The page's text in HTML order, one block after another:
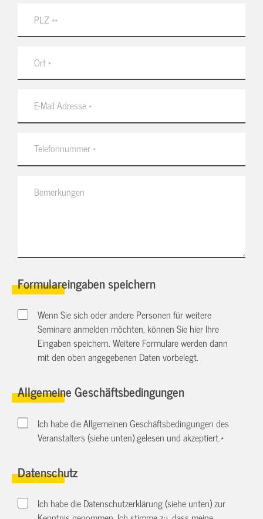
Formulareingaben speichern
Wenn Sie sich oder andere Personen für weitere
Seminare anmelden möchten, können Sie hier Ihre
Eingaben speichern. Weitere Formulare werden dann
mit den oben angegebenen Daten vorbelegt.
Allgemeine Geschäftsbedingungen
Ich habe die Allgemeinen Geschäftsbedingungen des
Veranstalters (siehe unten) gelesen und akzeptiert.*
Datenschutz
Ich habe die Datenschutzerklärung (siehe unten) zur